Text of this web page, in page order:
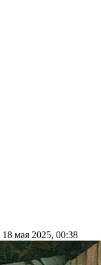
18 мая 2025, 00:38